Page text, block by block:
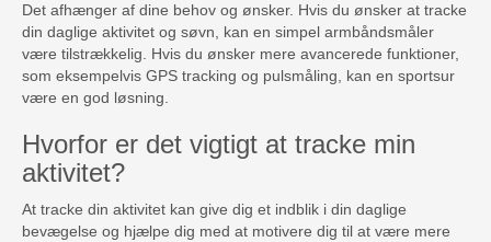
Det afhænger af dine behov og ønsker. Hvis du ønsker at tracke
din daglige aktivitet og søvn, kan en simpel armbåndsmåler
være tilstrækkelig. Hvis du ønsker mere avancerede funktioner,
som eksempelvis GPS tracking og pulsmåling, kan en sportsur
være en god løsning.
Hvorfor er det vigtigt at tracke min
aktivitet?
At tracke din aktivitet kan give dig et indblik i din daglige
bevægelse og hjælpe dig med at motivere dig til at være mere